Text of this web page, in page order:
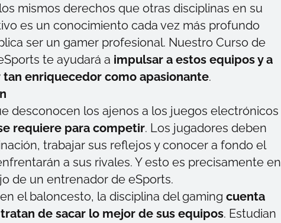
mismos derechos que otras disciplinas en su
es un conocimiento cada vez más profundo
ser ungamer profesional. NuestroCurso de
te ayudará a impulsar a estos equipos y a
enriquecedor como apasionante.
desconocen los ajenos a los juegos electrónicos
requiere para competir. Los jugadores deben
trabajar sus reflejos y conocer a fondo el
a sus rivales. Y esto es precisamenteen
de un entrenador de eSports.
el baloncesto, la disciplina delgaming cuenta
de sacar lo mejor de sus equipos. Estudian